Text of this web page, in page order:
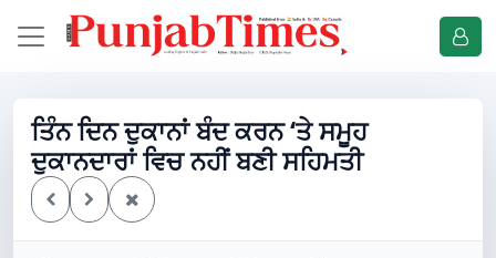
ਤਿੰਨ ਦਿਨ ਦੁਕਾਨਾਂ ਬੰਦ ਕਰਨ ‘ਤੇ ਸਮੂਹ
ਦੁਕਾਨਦਾਰਾਂ ਵਿਚ ਨਹੀਂ ਬਣੀ ਸਹਿਮਤੀ